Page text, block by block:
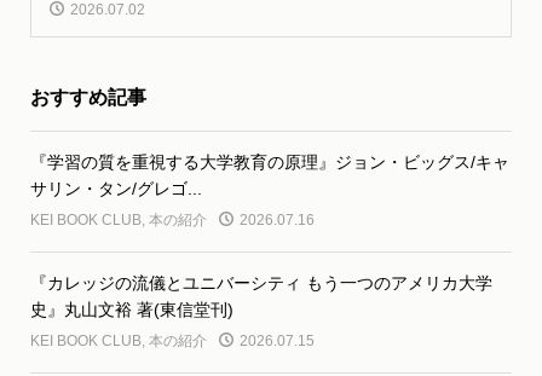
2026.07.02
おすすめ記事
『学習の質を重視する大学教育の原理』ジョン・ビッグス/キャ
サリン・タン/グレゴ...
KEI BOOK CLUB, 本の紹介 2026.07.16
『カレッジの流儀とユニバーシティ もう一つのアメリカ大学
史』丸山文裕 著(東信堂刊)
KEI BOOK CLUB, 本の紹介 2026.07.15